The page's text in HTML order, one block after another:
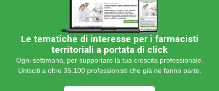
Le tematiche di interesse per i farmacisti
territoriali a portata di click
Ogni settimana, per supportare la tua crescita professionale.
Unisciti a oltre 35.100 professionisti che già ne fanno parte.